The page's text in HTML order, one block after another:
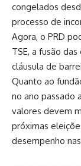
congelados
processo de
Agora, o PRD
TSE, a fusão
cláusula de
Quanto ao
no ano passado
valores devem
próximas
desempenho